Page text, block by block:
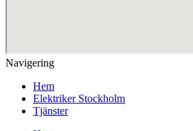
Navigering
Hem
Elektriker Stockholm
Tjänster